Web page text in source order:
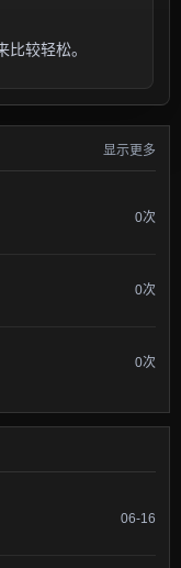
较轻松。
显示更多
0次
0次
0次
06-16